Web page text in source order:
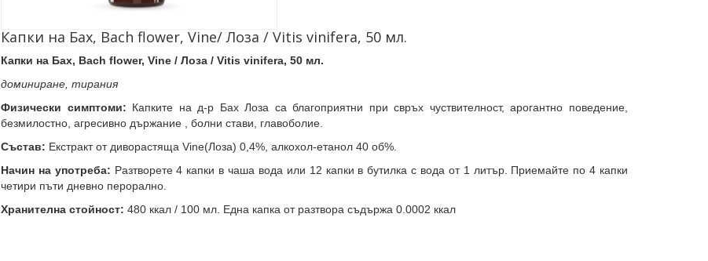
Капки на Бах, Bach flower, Vine/ Лоза / Vitis vinifera, 50 мл.
Капки на Бах, Bach flower, Vine / Лоза / Vitis vinifera, 50 мл.
доминиране, тирания
Физически симптоми: Капките на д-р Бах Лоза са благоприятни при свръх чуствителност, арогантно поведение,
безмилостно, агресивно държание , болни стави, главоболие.
Състав: Екстракт от диворастяща Vine(Лоза) 0,4%, алкохол-етанол 40 об%.
Начин на употреба: Разтворете 4 капки в чаша вода или 12 капки в бутилка с вода от 1 литър. Приемайте по 4 капки
четири пъти дневно перорално.
Хранителна стойност: 480 ккал / 100 мл. Една капка от разтвора съдържа 0.0002 ккал